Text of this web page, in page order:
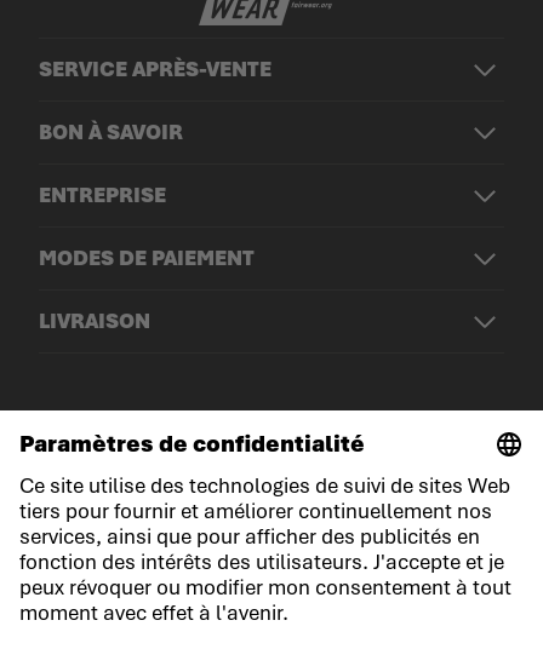
SERVICE APRÈS-VENTE
BON À SAVOIR
ENTREPRISE
MODES DE PAIEMENT
LIVRAISON
© LOWA Sportschuhe GmbH
Mentions légales
Politique de confidentialité
Cookies